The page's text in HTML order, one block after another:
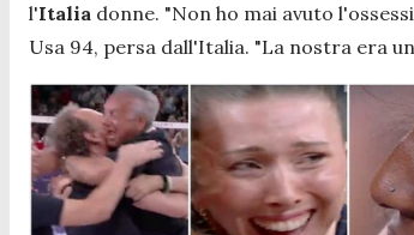
l'Italia donne. "Non ho mai avuto
Usa 94, persa dall'Italia. "La nostra era